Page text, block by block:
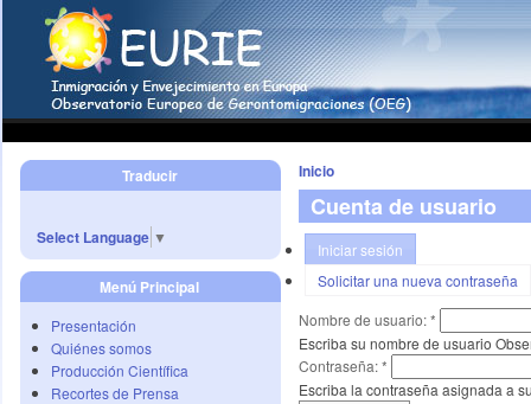
Traducir
Select Language ▼
Menú Principal
Presentación
Quiénes somos
Producción Científica
Recortes de Prensa
Inicio
Cuenta de usuario
Iniciar sesión
Solicitar una nueva contraseña
Nombre de usuario:*
Escriba su nombre de usuario
Contraseña:*
Escriba la contraseña asignada a